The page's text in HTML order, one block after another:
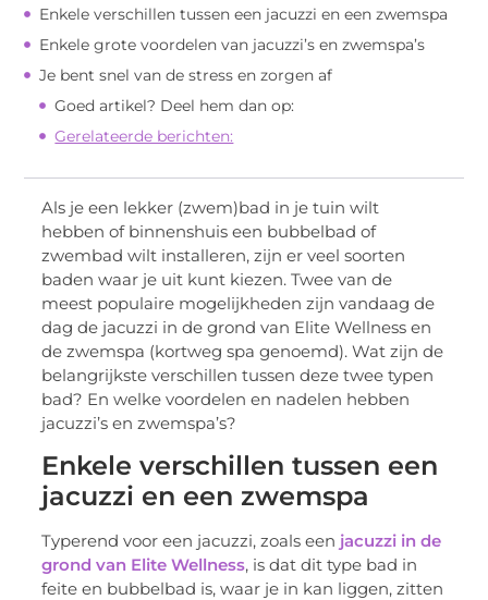
Enkele verschillen tussen een jacuzzi en een zwemspa
Enkele grote voordelen van jacuzzi’s en zwemspa’s
Je bent snel van de stress en zorgen af
Goed artikel? Deel hem dan op:
Gerelateerde berichten:
Als je een lekker (zwem)bad in je tuin wilt
hebben of binnenshuis een bubbelbad of
zwembad wilt installeren, zijn er veel soorten
baden waar je uit kunt kiezen. Twee van de
meest populaire mogelijkheden zijn vandaag de
dag de jacuzzi in de grond van Elite Wellness en
de zwemspa (kortweg spa genoemd). Wat zijn de
belangrijkste verschillen tussen deze twee typen
bad? En welke voordelen en nadelen hebben
jacuzzi’s en zwemspa’s?
Enkele verschillen tussen een
jacuzzi en een zwemspa
Typerend voor een jacuzzi, zoals een jacuzzi in de
grond van Elite Wellness, is dat dit type bad in
feite en bubbelbad is, waar je in kan liggen, zitten